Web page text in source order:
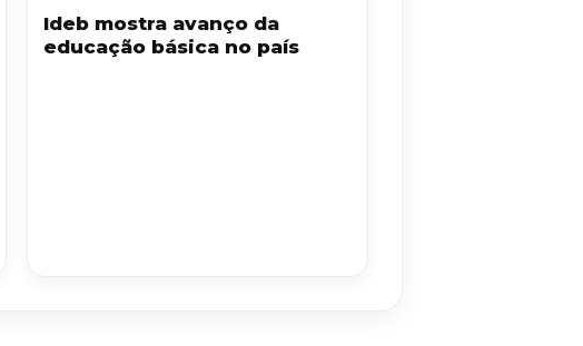
Ideb mostra avanço da
educação básica no país